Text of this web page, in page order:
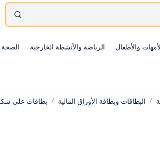
والأطفال الرياضة والأنشطة الخارجية الصحة
البطاقات وبطاقة الأوراق المالية بطاقات على